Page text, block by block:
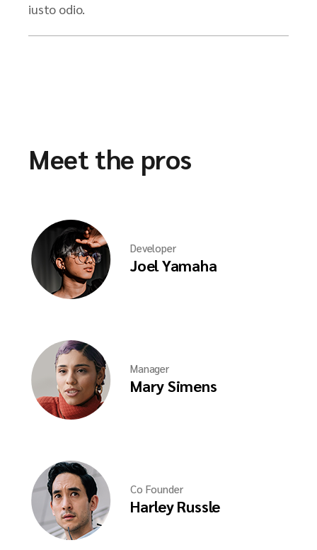
iusto odio.
Meet the pros
Developer
Joel Yamaha
Manager
Mary Simens
Co Founder
Harley Russle